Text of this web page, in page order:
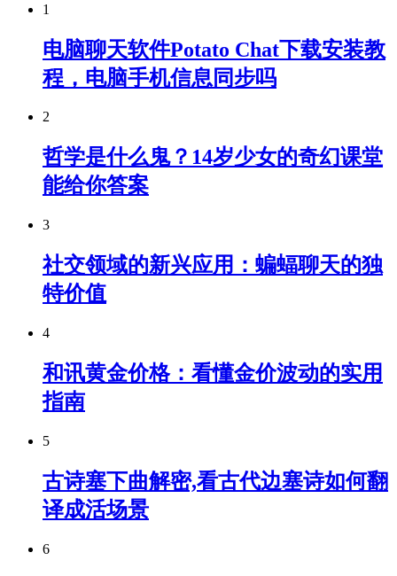
1
电脑聊天软件Potato Chat下载安装教
程，电脑手机信息同步吗
2
哲学是什么鬼？14岁少女的奇幻课堂
能给你答案
3
社交领域的新兴应用：蝙蝠聊天的独
特价值
4
和讯黄金价格：看懂金价波动的实用
指南
5
古诗塞下曲解密,看古代边塞诗如何翻
译成活场景
6